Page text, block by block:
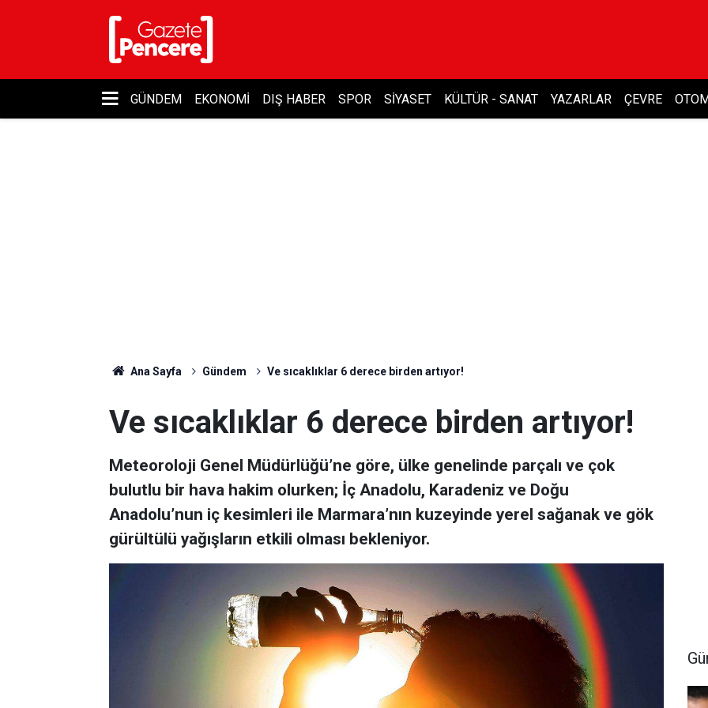
GÜNDEM EKONOMI DIŞ HABER SPOR SIYASET KÜLTÜR - SANAT YAZARLAR ÇEVRE
Ana Sayfa Gündem Ve sıcaklıklar 6 derece birden artıyor!
Ve sıcaklıklar 6 derece birden artıyor!
Meteoroloji Genel Müdürlüğü’ne göre, ülke genelinde parçalı ve çok
bulutlu bir hava hakim olurken; İç Anadolu, Karadeniz ve Doğu
Anadolu’nun iç kesimleri ile Marmara’nın kuzeyinde yerel sağanak ve gök
gürültülü yağışların etkili olması bekleniyor.